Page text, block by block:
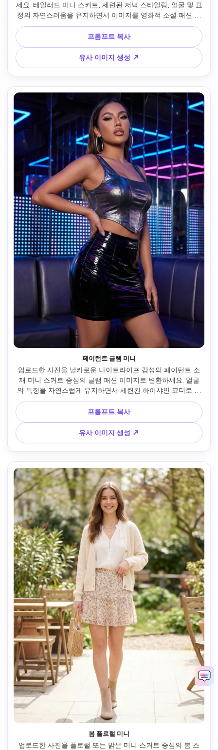
세요. 테일러드 미니 스커트, 세련된 저녁 스타일링, 얼굴 및 표
정의 자연스러움을 유지하면서 이미지를 영화적 소셜 패션 결
과로 업그레이드합니다. 전신 포즈, 클린 허리 강조, 우아한 힐,
세련된 상의, 리얼 테일러드 원단, 따뜻한 일몰/도시 불빛 분위
기. 배경은 루프탑 라운지나 스카이라인 테라스를 암시. 결과물
은 로맨틱하고 고급스러우며 자신감 넘치고 고참여 패션 발견
에 적합합니다.
프롬프트 복사
유사 이미지 생성 ↗
페이턴트 글램 미니
업로드한 사진을 날카로운 나이트라이프 감성의 페이턴트 소
재 미니 스커트 중심의 글램 패션 이미지로 변환하세요. 얼굴
의 특징을 자연스럽게 유지하면서 세련된 하이샤인 코디로 만
듭니다. 자신감 있는 전신 포즈, 광택 스커트 질감, 조각된 상의
스타일링, 세련된 메이크업, 클럽 분위기 조명(얼굴은 분명하
게). 현대적인 나이트라이프 배경, 네온 또는 반사 악센트. 결과
물은 강렬하고 여성적이며 트렌드 및 클릭 유도에 적합합니다.
프롬프트 복사
유사 이미지 생성 ↗
봄 플로럴 미니
업로드한 사진을 플로럴 또는 밝은 미니 스커트 중심의 봄 스